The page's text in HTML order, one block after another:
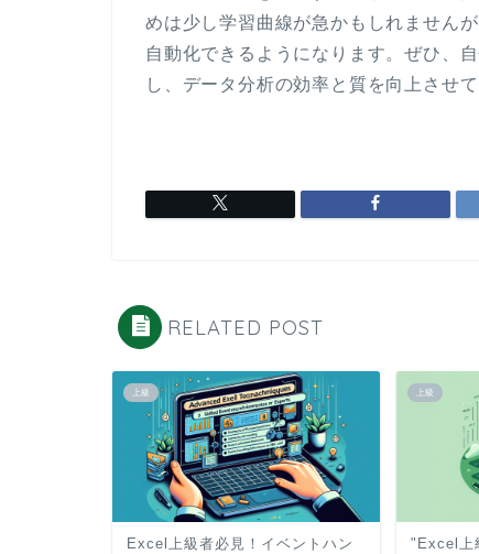
めは少し学習曲線が急かもしれません
自動化できるようになります。ぜひ、
し、データ分析の効率と質を向上させて
RELATED POST
上級
Excel上級者必見！イベントハン
上級
"Excel上